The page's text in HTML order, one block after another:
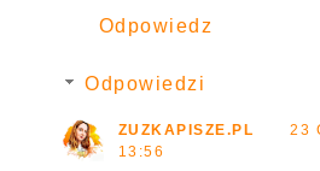
Odpowiedz
Odpowiedzi
ZUZKAPISZE.PL
23
13:56